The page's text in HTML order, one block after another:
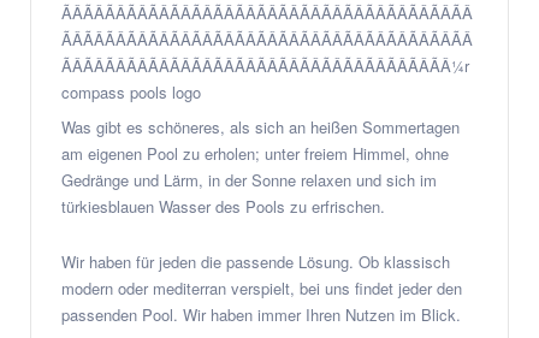
Was gibt es schöneres, als sich an heißen Sommertagen
am eigenen Pool zu erholen; unter freiem Himmel, ohne
Gedränge und Lärm, in der Sonne relaxen und sich im
türkiesblauen Wasser des Pools zu erfrischen.
Wir haben für jeden die passende Lösung. Ob klassisch
modern oder mediterran verspielt, bei uns findet jeder den
passenden Pool. Wir haben immer Ihren Nutzen im Blick.